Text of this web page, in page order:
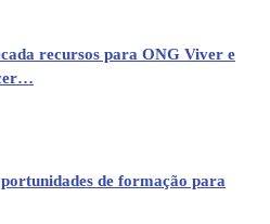
recursos para ONG Viver e
de formação para